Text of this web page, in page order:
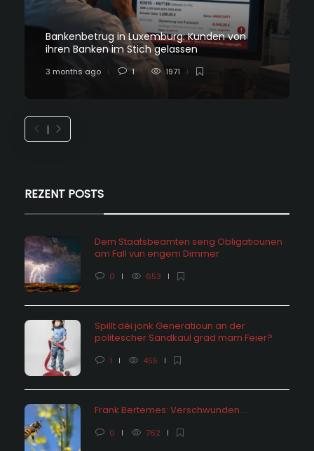
Bankenbetrug in Luxemburg: Kunden von
ihren Banken im Stich gelassen
3 months ago 1 1971
REZENT POSTS
Dem Staatsbeamten seng Obligatiounen
am Fall vun engem Dimmer
0 653
Spillt déi jonk Generatioun an der
politescher Sandkaul grad mam Feier?
1 455
Frank Bertemes: Verschwunden….
0 762